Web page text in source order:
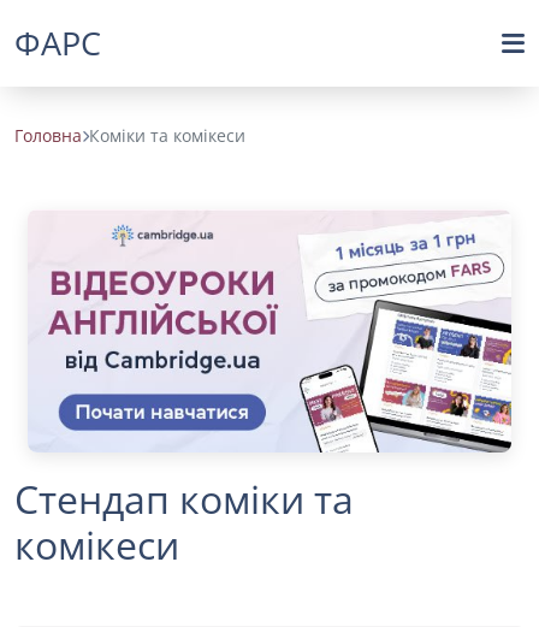
ФАРС
Головна Коміки та комікеси
Стендап коміки та
комікеси